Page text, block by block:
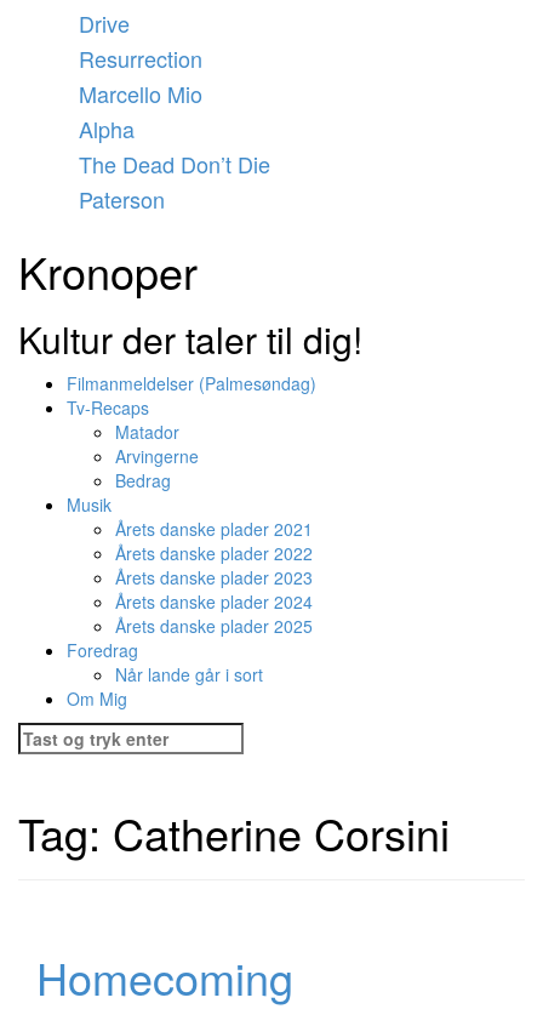
Drive
Resurrection
Marcello Mio
Alpha
The Dead Don’t Die
Paterson
Kronoper
Kultur der taler til dig!
Filmanmeldelser (Palmesøndag)
Tv-Recaps
Matador
Arvingerne
Bedrag
Musik
Årets danske plader 2021
Årets danske plader 2022
Årets danske plader 2023
Årets danske plader 2024
Årets danske plader 2025
Foredrag
Når lande går i sort
Om Mig
Søg
efter:
Tag: Catherine Corsini
Homecoming